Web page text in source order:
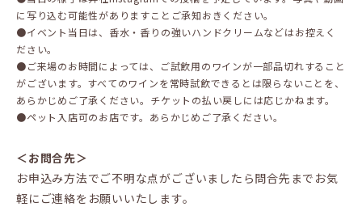
に写り込む可能性がありますことご承知おきください。
●イベント当日は、香水・香りの強いハンドクリームなどはお控えく
ださい。
●ご来場のお時間によっては、ご試飲用のワインが一部品切れすること
がございます。すべてのワインを常時試飲できるとは限らないことを、
あらかじめご了承ください。チケットの払い戻しには応じかねます。
●ペット入店可のお店です。あらかじめご了承ください。
＜お問合先＞
お申込み方法でご不明な点がございましたら問合先までお気
軽にご連絡をお願いいたします。